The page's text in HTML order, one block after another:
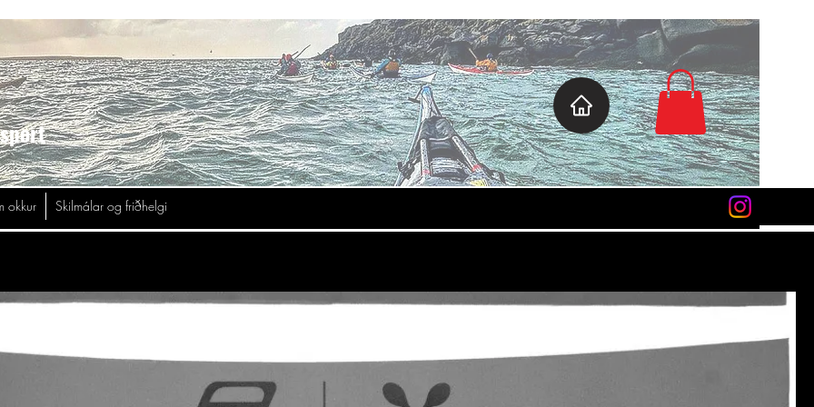
okkur Skilmálar og friðhelgi